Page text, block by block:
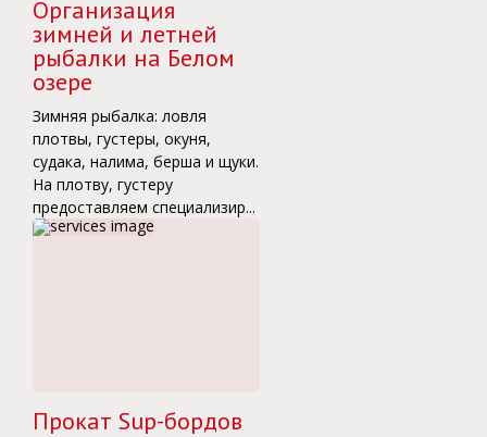
Организация
зимней и летней
рыбалки на Белом
озере
Зимняя рыбалка: ловля
плотвы, густеры, окуня,
судака, налима, берша и щуки.
На плотву, густеру
предоставляем специализир...
Прокат Sup-бордов